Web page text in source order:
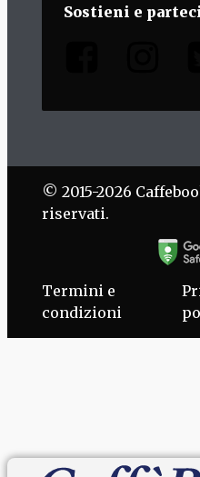
Sostieni e
© 2015-2026
riservati.
Termini e
condizioni